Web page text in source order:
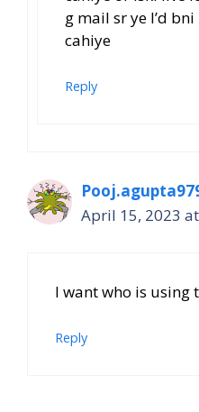
g mail sr ye I’d
cahiye
Reply
April 15, 2023
I want who is using
Reply